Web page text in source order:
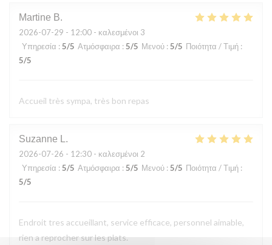
Martine B
2026-07-29 - 12:00 - καλεσμένοι 3
Υπηρεσία : 5/5 Ατμόσφαιρα : 5/5 Μενού : 5/5 Ποιότητα / Τιμή :
5/5
Accueil très sympa, très bon repas
Suzanne L
2026-07-26 - 12:30 - καλεσμένοι 2
Υπηρεσία : 5/5 Ατμόσφαιρα : 5/5 Μενού : 5/5 Ποιότητα / Τιμή :
5/5
Endroit tres accueillant, service efficace, personnel aimable,
rien a reprocher sur les plats.